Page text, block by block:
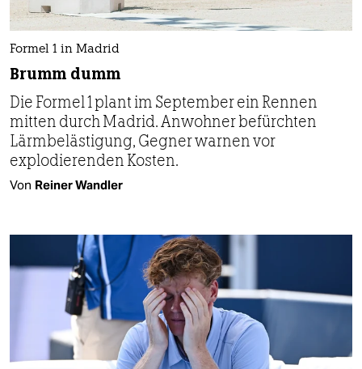
Formel 1 in Madrid
Brumm dumm
Die Formel 1 plant im September ein Rennen
mitten durch Madrid. Anwohner befürchten
Lärmbelästigung, Gegner warnen vor
explodierenden Kosten.
Von Reiner Wandler